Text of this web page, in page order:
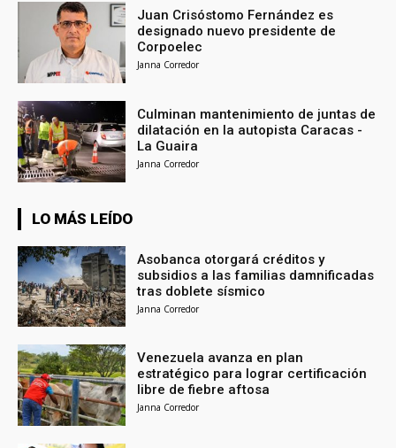
Juan Crisóstomo Fernández es
designado nuevo presidente de
Corpoelec
Janna Corredor
Culminan mantenimiento de juntas de
dilatación en la autopista Caracas -
La Guaira
Janna Corredor
LO MÁS LEÍDO
Asobanca otorgará créditos y
subsidios a las familias damnificadas
tras doblete sísmico
Janna Corredor
Venezuela avanza en plan
estratégico para lograr certificación
libre de fiebre aftosa
Janna Corredor